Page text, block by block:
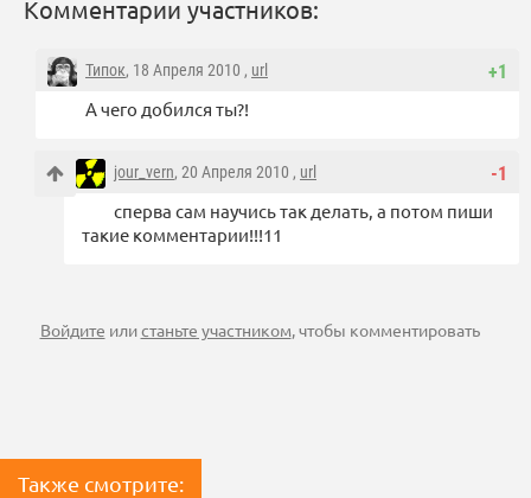
Комментарии участников:
+1
Типок, 18 Апреля 2010 , url
А чего добился ты?!
-1
jour_vern, 20 Апреля 2010 , url
сперва сам научись так делать, а потом пиши
такие комментарии!!!11
Войдите илистаньте участником, чтобы комментировать
Также смотрите: